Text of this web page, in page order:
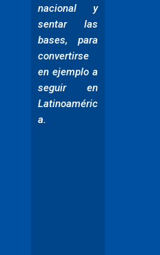
nacional y
sentar las
bases, para
convertirse
en ejemplo a
seguir en
Latinoaméric
a.